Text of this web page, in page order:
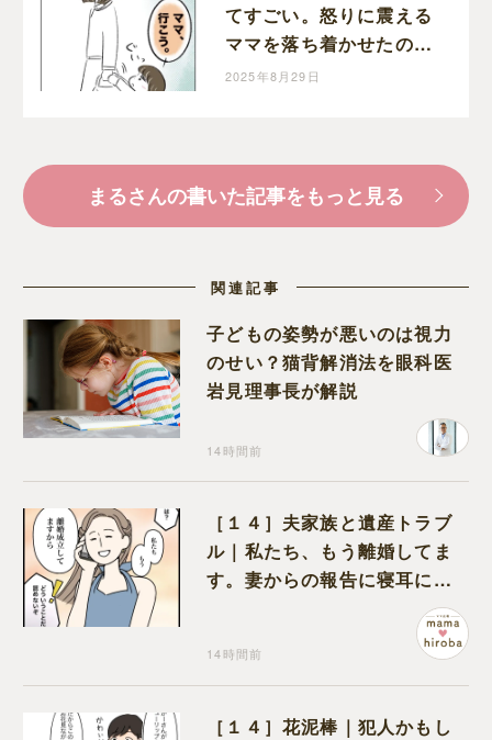
てすごい。怒りに震える
ママを落ち着かせたのは
幼い娘。執着ママにロッ
2025年8月29日
まるさんの書いた記事をもっと見る
関連記事
子どもの姿勢が悪いのは視力
のせい？猫背解消法を眼科医
岩見理事長が解説
14時間前
［１４］夫家族と遺産トラブ
ル｜私たち、もう離婚してま
す。妻からの報告に寝耳に水
14時間前
［１４］花泥棒｜犯人かもし